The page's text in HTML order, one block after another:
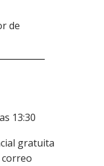
de
13:30
gratuita